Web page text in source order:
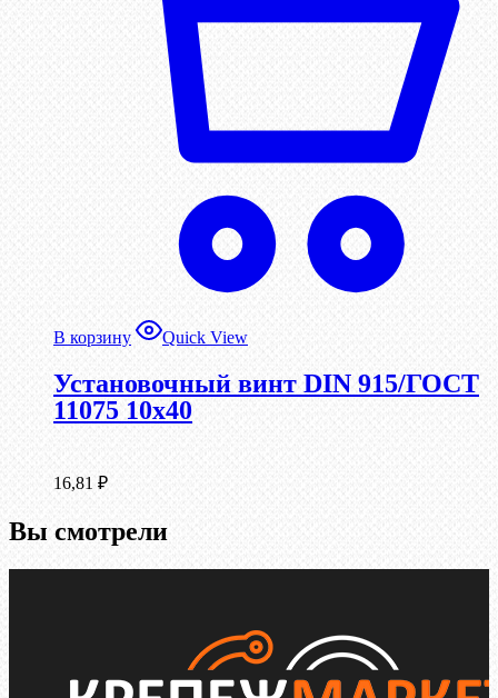
В корзину Quick View
Установочный винт DIN 915/ГОСТ
11075 10х40
16,81 ₽
Вы смотрели